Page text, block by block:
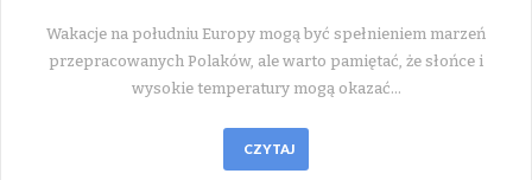
Wakacje na południu Europy mogą być spełnieniem marzeń
przepracowanych Polaków, ale warto pamiętać, że słońce i
wysokie temperatury mogą okazać…
CZYTAJ